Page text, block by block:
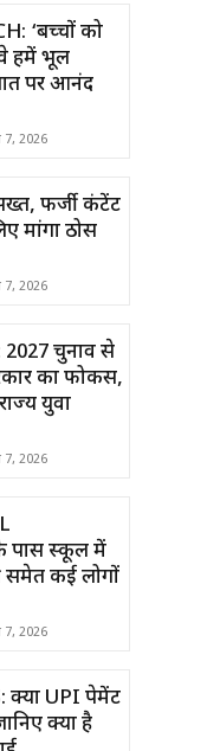
‘बच्चों को
हमें भूल
पर आनंद
7, 2026
फर्जी कंटेंट
मांगा ठोस
7, 2026
चुनाव से
का फोकस,
युवा
7, 2026
पास स्कूल में
समेत कई लोगों
7, 2026
क्या UPI पेमेंट
क्या है